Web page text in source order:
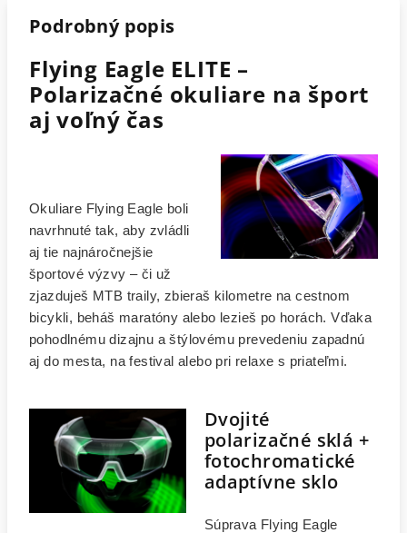
Podrobný popis
Flying Eagle ELITE –
Polarizačné okuliare na šport
aj voľný čas
Okuliare Flying Eagle boli
navrhnuté tak, aby zvládli
aj tie najnáročnejšie
športové výzvy – či už
zjazduješ MTB traily, zbieraš kilometre na cestnom
bicykli, beháš maratóny alebo lezieš po horách. Vďaka
pohodlnému dizajnu a štýlovému prevedeniu zapadnú
aj do mesta, na festival alebo pri relaxe s priateľmi.
Dvojité
polarizačné sklá +
fotochromatické
adaptívne sklo
Súprava Flying Eagle